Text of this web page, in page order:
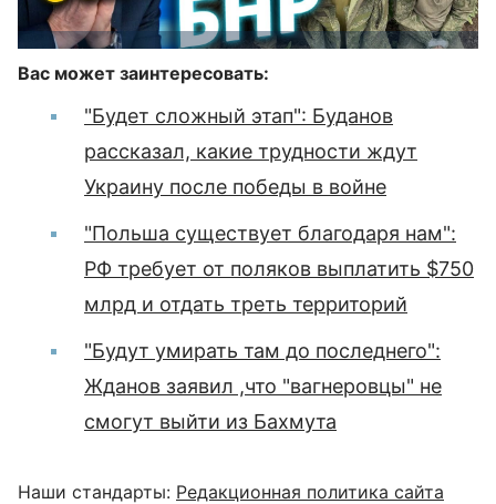
Вас может заинтересовать:
"Будет сложный этап": Буданов
рассказал, какие трудности ждут
Украину после победы в войне
"Польша существует благодаря нам":
РФ требует от поляков выплатить $750
млрд и отдать треть территорий
"Будут умирать там до последнего":
Жданов заявил ,что "вагнеровцы" не
смогут выйти из Бахмута
Наши стандарты: Редакционная политика сайта